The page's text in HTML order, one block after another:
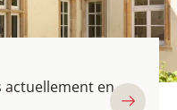
actuellement en